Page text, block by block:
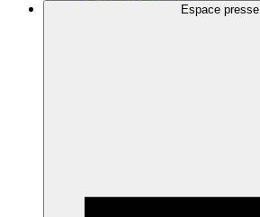
Espace presse